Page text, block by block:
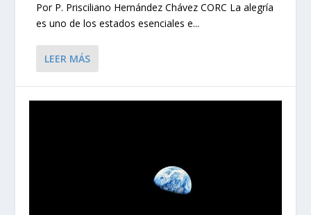
Por P. Prisciliano Hernández Chávez CORC La alegría
es uno de los estados esenciales e...
LEER MÁS